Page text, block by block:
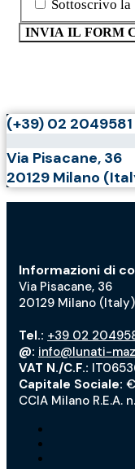
Sottoscrivo la
(+39) 02 2049581
Via Pisacane, 36
20129 Milano
Informazioni di
Via Pisacane, 36
20129 Milano (Italy)
Tel.: +39 02
@: info@lunati-
VAT N./C.F.:
Capitale Sociale:
CCIA Milano R.E.A.